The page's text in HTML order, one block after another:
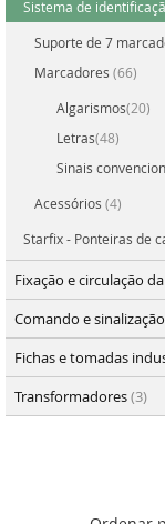
Sistema de
Suporte de 7
Marcadores (66)
Algarismos(20)
Letras(48)
Sinais
Acessórios (4)
Starfix - Ponteiras de
Fixação e circulação
Comando e sinalização
Fichas e tomadas
Transformadores(3)